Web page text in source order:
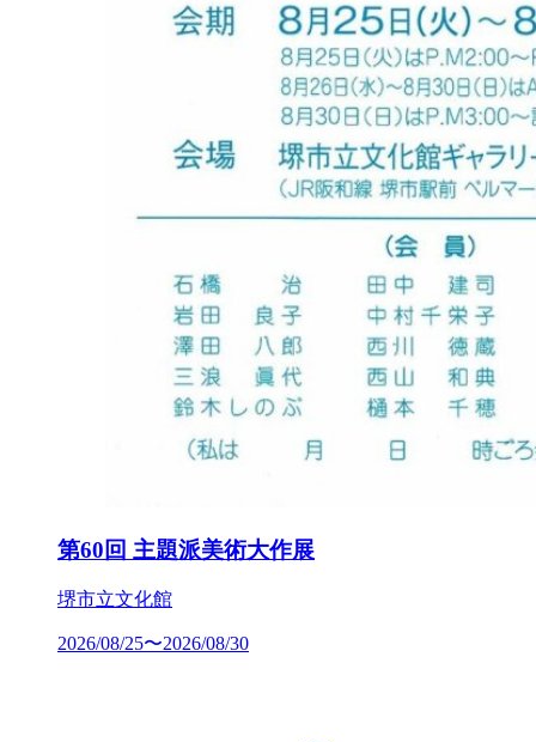
第60回 主題派美術大作展
堺市立文化館
2026/08/25〜2026/08/30